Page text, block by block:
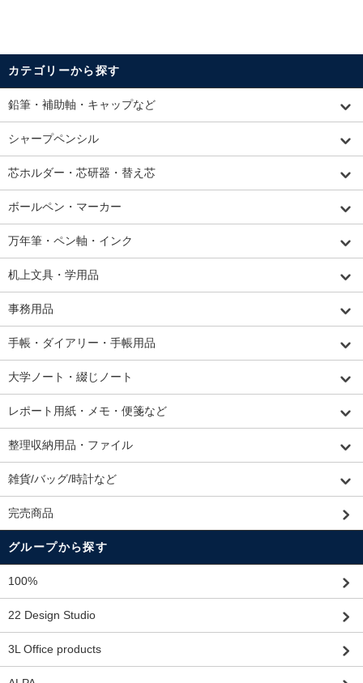
カテゴリーから探す
鉛筆・補助軸・キャップなど
シャープペンシル
芯ホルダー・芯研器・替え芯
ボールペン・マーカー
万年筆・ペン軸・インク
机上文具・学用品
事務用品
手帳・ダイアリー・手帳用品
大学ノート・綴じノート
レポート用紙・メモ・便箋など
整理収納用品・ファイル
雑貨/バッグ/時計など
完売商品
グループから探す
100%
22 Design Studio
3L Office products